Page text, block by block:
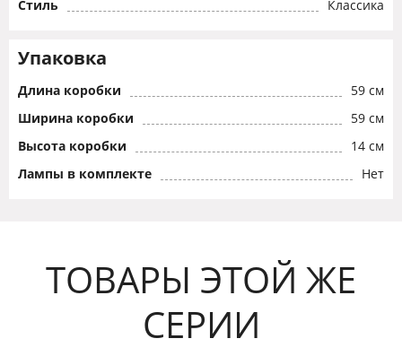
Стиль Классика
Упаковка
Длина коробки
59 см
Ширина коробки
59 см
Высота коробки
14 см
Лампы в комплекте
Нет
ТОВАРЫ ЭТОЙ ЖЕ
СЕРИИ